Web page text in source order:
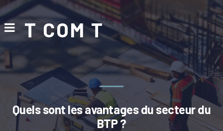
T COM T
Quels sont les avantages du secteur du
BTP ?